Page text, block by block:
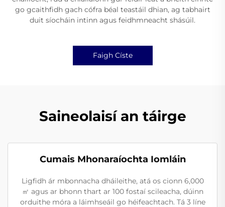
go gcaithfidh gach cófra béal teastáil dhian, ag tabhairt
duit síocháin intinn agus feidhmneacht shásúil.
Faigh Císte
Saineolaisí an táirge
Cumais Mhonaraíochta Iomláin
Ligfidh ár mbonnacha dháileithe, atá os cionn 6,000
㎡ agus ar bhonn thart ar 100 fostaí scileacha, dúinn
orduithe móra a láimhseáil go héifeachtach. Tá 3 líne